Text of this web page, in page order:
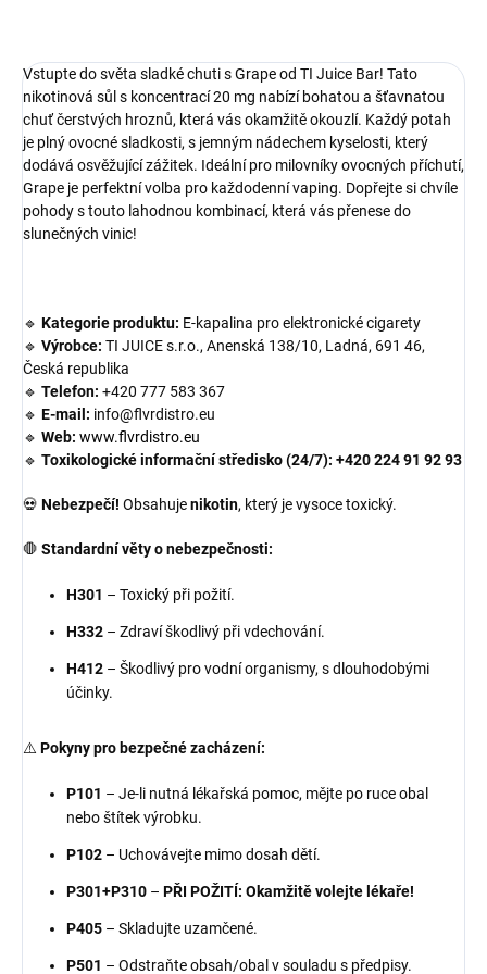
Vstupte do světa sladké chuti s Grape od TI Juice Bar! Tato
nikotinová sůl s koncentrací 20 mg nabízí bohatou a šťavnatou
chuť čerstvých hroznů, která vás okamžitě okouzlí. Každý potah
je plný ovocné sladkosti, s jemným nádechem kyselosti, který
dodává osvěžující zážitek. Ideální pro milovníky ovocných příchutí,
Grape je perfektní volba pro každodenní vaping. Dopřejte si chvíle
pohody s touto lahodnou kombinací, která vás přenese do
slunečných vinic!
🔹 Kategorie produktu: E-kapalina pro elektronické cigarety
🔹 Výrobce: TI JUICE s.r.o., Anenská 138/10, Ladná, 691 46,
Česká republika
🔹 Telefon: +420 777 583 367
🔹 E-mail: info@flvrdistro.eu
🔹 Web: www.flvrdistro.eu
🔹 Toxikologické informační středisko (24/7): +420 224 91 92 93
💀 Nebezpečí! Obsahujenikotin, který je vysoce toxický.
🛑 Standardní věty o nebezpečnosti:
H301 – Toxický při požití.
H332 – Zdraví škodlivý při vdechování.
H412 – Škodlivý pro vodní organismy, s dlouhodobými
účinky.
⚠️ Pokyny pro bezpečné zacházení:
P101 – Je-li nutná lékařská pomoc, mějte po ruce obal
nebo štítek výrobku.
P102 – Uchovávejte mimo dosah dětí.
P301+P310 – PŘI POŽITÍ: Okamžitě volejte lékaře!
P405 – Skladujte uzamčené.
P501 – Odstraňte obsah/obal v souladu s předpisy.